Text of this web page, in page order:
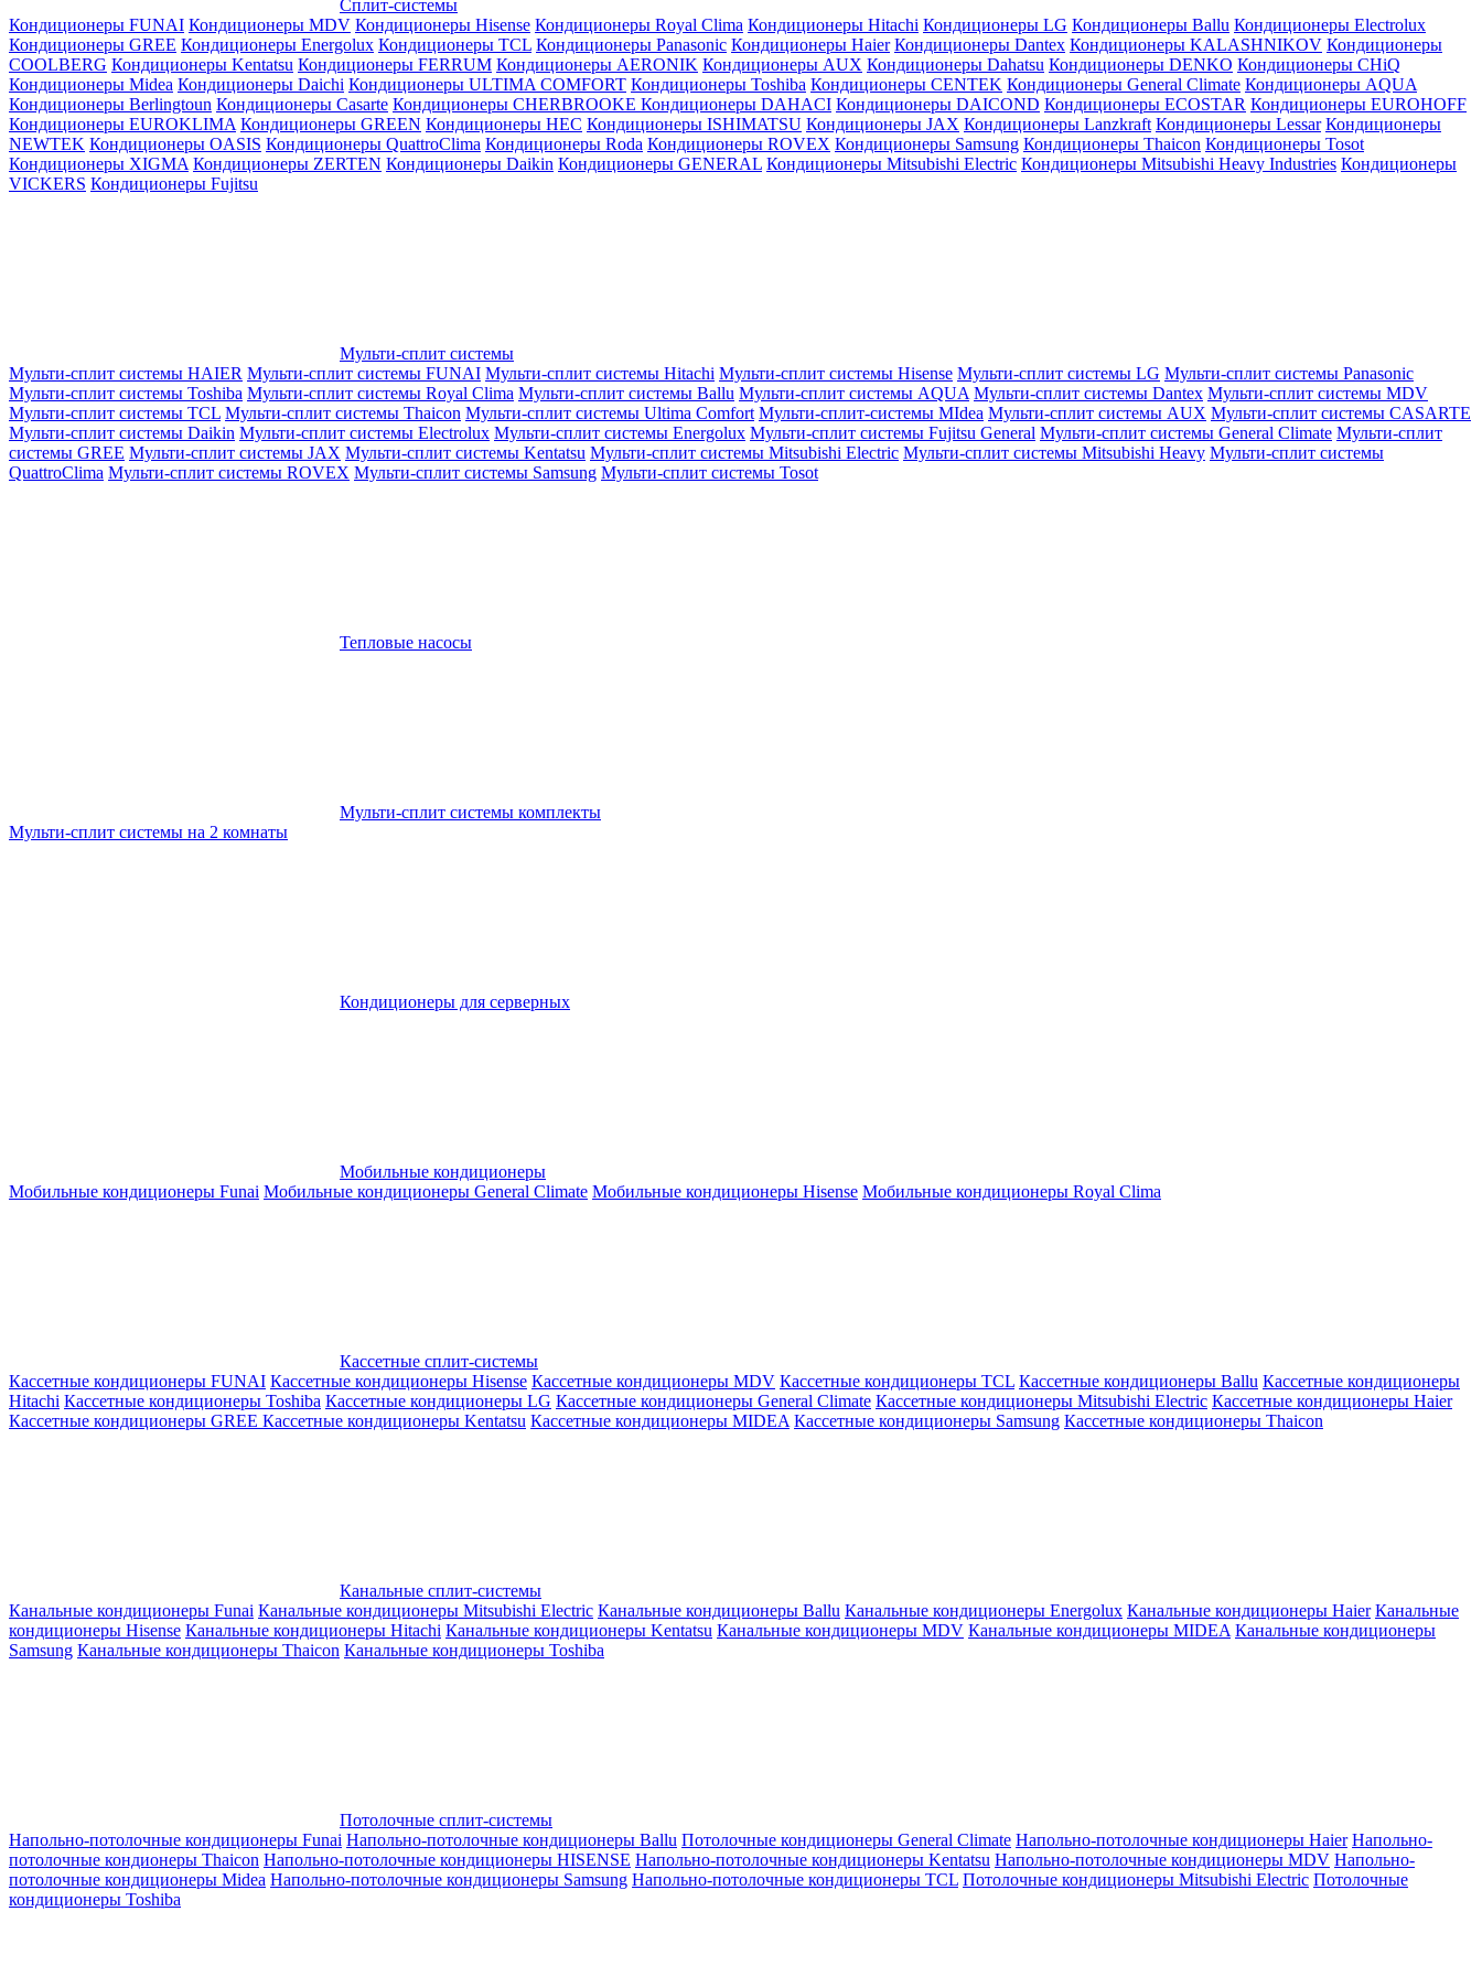
Сплит-системы
Кондиционеры FUNAI Кондиционеры MDV Кондиционеры Hisense Кондиционеры Royal Clima Кондиционеры Hitachi Кондиционеры LG Кондиционеры Ballu Кондиционеры Electrolux
Кондиционеры GREE Кондиционеры Energolux Кондиционеры TCL Кондиционеры Panasonic Кондиционеры Haier Кондиционеры Dantex Кондиционеры KALASHNIKOV Кондиционеры
СOOLBERG Кондиционеры Kentatsu Кондиционеры FERRUM Кондиционеры AERONIK Кондиционеры AUX Кондиционеры Dahatsu Кондиционеры DENKO Кондиционеры CHiQ
Кондиционеры Midea Кондиционеры Daichi Кондиционеры ULTIMA COMFORT Кондиционеры Toshiba Кондиционеры CENTEK Кондиционеры General Climate Кондиционеры AQUA
Кондиционеры Berlingtoun Кондиционеры Casarte Кондиционеры CHERBROOKE Кондиционеры DAHACI Кондиционеры DAICOND Кондиционеры ECOSTAR Кондиционеры EUROHOFF
Кондиционеры EUROKLIMA Кондиционеры GREEN Кондиционеры HEC Кондиционеры ISHIMATSU Кондиционеры JAX Кондиционеры Lanzkraft Кондиционеры Lessar Кондиционеры
NEWTEK Кондиционеры OASIS Кондиционеры QuattroClima Кондиционеры Roda Кондиционеры ROVEX Кондиционеры Samsung Кондиционеры Thaicon Кондиционеры Tosot
Кондиционеры XIGMA Кондиционеры ZERTEN Кондиционеры Daikin Кондиционеры GENERAL Кондиционеры Mitsubishi Electric Кондиционеры Mitsubishi Heavy Industries Кондиционеры
VICKERS Кондиционеры Fujitsu
Мульти-сплит системы
Мульти-сплит системы HAIER Мульти-сплит системы FUNAI Мульти-сплит системы Hitachi Мульти-сплит системы Hisense Мульти-сплит системы LG Мульти-сплит системы Panasonic
Мульти-сплит системы Toshiba Мульти-сплит системы Royal Clima Мульти-сплит системы Ballu Мульти-сплит системы AQUA Мульти-сплит системы Dantex Мульти-сплит системы MDV
Мульти-сплит системы TCL Мульти-сплит системы Thaicon Мульти-сплит системы Ultima Comfort Мульти-сплит-системы MIdea Мульти-сплит системы AUX Мульти-сплит системы CASARTE
Мульти-сплит системы Daikin Мульти-сплит системы Electrolux Мульти-сплит системы Energolux Мульти-сплит системы Fujitsu General Мульти-сплит системы General Climate Мульти-сплит
системы GREE Мульти-сплит системы JAX Мульти-сплит системы Kentatsu Мульти-сплит системы Mitsubishi Electric Мульти-сплит системы Mitsubishi Heavy Мульти-сплит системы
QuattroClima Мульти-сплит системы ROVEX Мульти-сплит системы Samsung Мульти-сплит системы Tosot
Тепловые насосы
Мульти-сплит системы комплекты
Мульти-сплит системы на 2 комнаты
Кондиционеры для серверных
Мобильные кондиционеры
Мобильные кондиционеры Funai Мобильные кондиционеры General Climate Мобильные кондиционеры Hisense Мобильные кондиционеры Royal Clima
Кассетные сплит-системы
Кассетные кондиционеры FUNAI Кассетные кондиционеры Hisense Кассетные кондиционеры MDV Кассетные кондиционеры TCL Кассетные кондиционеры Ballu Кассетные кондиционеры
Hitachi Кассетные кондиционеры Toshiba Кассетные кондиционеры LG Кассетные кондиционеры General Climate Кассетные кондиционеры Mitsubishi Electric Кассетные кондиционеры Haier
Кассетные кондиционеры GREE Кассетные кондиционеры Kentatsu Кассетные кондиционеры MIDEA Кассетные кондиционеры Samsung Кассетные кондиционеры Thaicon
Канальные сплит-системы
Канальные кондиционеры Funai Канальные кондиционеры Mitsubishi Electric Канальные кондиционеры Ballu Канальные кондиционеры Energolux Канальные кондиционеры Haier Канальные
кондиционеры Hisense Канальные кондиционеры Hitachi Канальные кондиционеры Kentatsu Канальные кондиционеры MDV Канальные кондиционеры MIDEA Канальные кондиционеры
Samsung Канальные кондиционеры Thaicon Канальные кондиционеры Toshiba
Потолочные сплит-системы
Напольно-потолочные кондиционеры Funai Напольно-потолочные кондиционеры Ballu Потолочные кондиционеры General Climate Напольно-потолочные кондиционеры Haier Напольно-
потолочные кондионеры Thaicon Напольно-потолочные кондиционеры HISENSE Напольно-потолочные кондиционеры Kentatsu Напольно-потолочные кондиционеры MDV Напольно-
потолочные кондиционеры Midea Напольно-потолочные кондиционеры Samsung Напольно-потолочные кондиционеры TCL Потолочные кондиционеры Mitsubishi Electric Потолочные
кондиционеры Toshiba